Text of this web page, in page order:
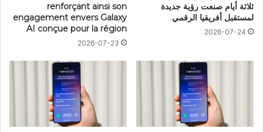
ثلاثة أيام صنعت رؤية جديدة
لمستقبل أفريقيا الرقمي
2026-07-24
renforçant ainsi son
engagement envers Galaxy
AI conçue pour la région
2026-07-23